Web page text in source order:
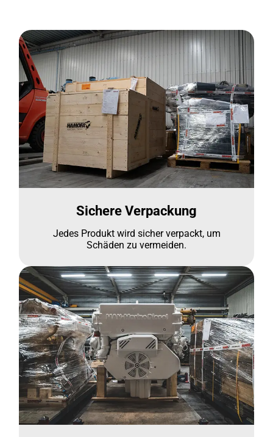
Sichere Verpackung
Jedes Produkt wird sicher verpackt, um
Schäden zu vermeiden.